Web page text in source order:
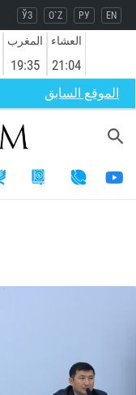
ЎЗ O`Z РУ EN
المغرب
19:35
العشاء
21:04
الموقع السابق